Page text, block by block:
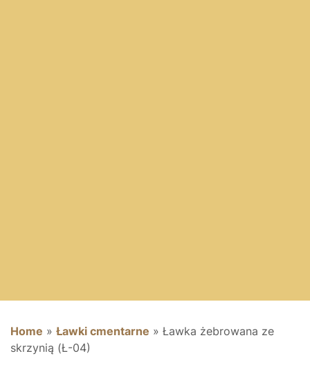
Home » Ławki cmentarne » Ławka żebrowana ze
skrzynią (Ł-04)